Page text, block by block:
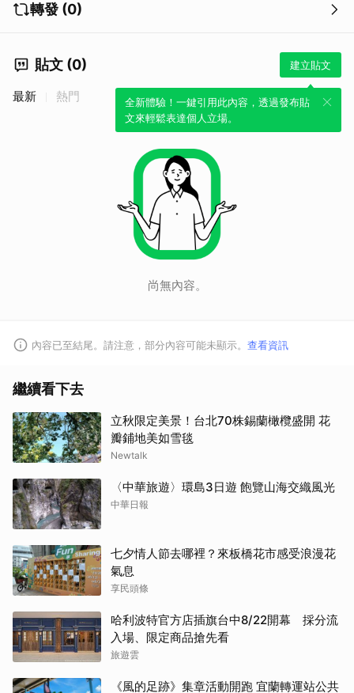
轉發 (0)
貼文 (0) 建立貼文
全新體驗！一鍵引用此內容，透過發布貼
文來輕鬆表達個人立場。
最新 熱門
尚無內容。
內容已至結尾。請注意，部分內容可能未顯示。 查看資訊
繼續看下去
立秋限定美景！台北70株錫蘭橄欖盛開 花
瓣鋪地美如雪毯
Newtalk
〈中華旅遊〉環島3日遊 飽覽山海交織風光
中華日報
七夕情人節去哪裡？來板橋花市感受浪漫花
氣息
享民頭條
哈利波特官方店插旗台中8/22開幕 採分流
入場、限定商品搶先看
旅遊雲
《風的足跡》集章活動開跑 宜蘭轉運站公共